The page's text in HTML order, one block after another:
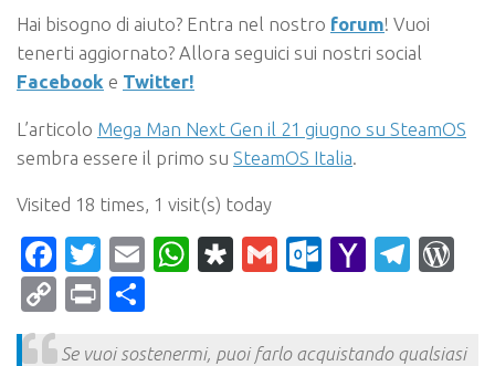
Hai bisogno di aiuto? Entra nel nostro forum! Vuoi
tenerti aggiornato? Allora seguici sui nostri social
Facebook e Twitter!
L’articolo Mega Man Next Gen il 21 giugno su SteamOS
sembra essere il primo su SteamOS Italia
Visited 18 times, 1 visit(s) today
Facebook
Twitter
EmailWhatsApp
Diaspora
Gmail Yahoo
CopyPrint
Se vuoi sostenermi, puoi farlo acquistando qualsiasi